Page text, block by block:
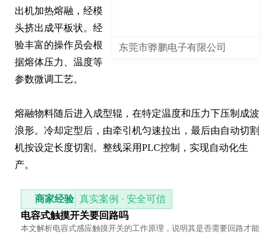
东莞市骅鹏电子有限公司
出机加热熔融，经模
头挤出成平板状。经
验丰富的操作员会根
据熔体压力、温度等
参数微调工艺。
熔融物料随后进入成型辊，在特定温度和压力下压制成波
浪形。冷却定型后，由牵引机匀速拉出，最后由自动切割
机按设定长度切割。整线采用PLC控制，实现自动化生
产。
商家经验 真实案例 · 安全可信
电容式触摸开关要回路吗
本文解析电容式感应触摸开关的工作原理，说明其是否需要回路才能